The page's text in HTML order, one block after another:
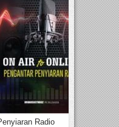
Radio